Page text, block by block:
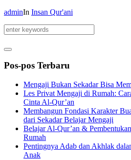
adminIn Insan Qur'ani
Pos-pos Terbaru
Mengaji Bukan Sekadar Bisa
Les Privat Mengaji di Rumah:
Cinta Al-Qur’an
Membangun Fondasi Karakter
dari Sekadar Belajar Mengaji
Belajar Al-Qur’an &
Rumah
Pentingnya Adab dan Akhlak
Anak